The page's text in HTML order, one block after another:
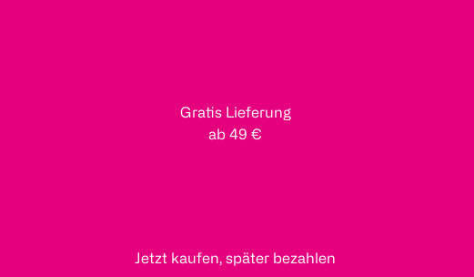
Gratis Lieferung
ab 49 €
Jetzt kaufen, später bezahlen